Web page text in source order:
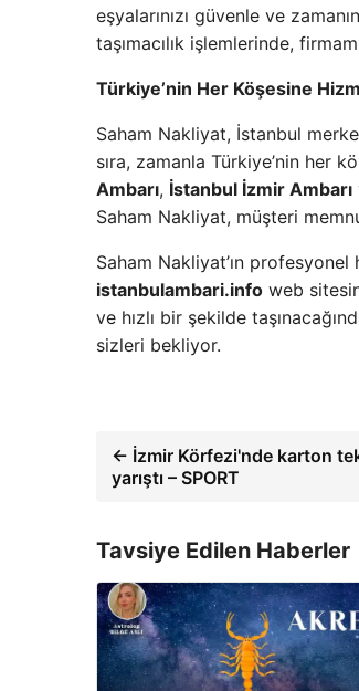
eşyalarınızı güvenle ve
taşımacılık işlemlerinde,
Türkiye’nin Her Köşesine
Saham Nakliyat, İstanbul
sıra, zamanla Türkiye’nin her
Ambarı, İstanbul İzmir Ambarı
Saham Nakliyat, müşteri
Saham Nakliyat’ın
istanbulambari.info web
ve hızlı bir şekilde
sizleri bekliyor.
← İzmir Körfezi'nde karton
yarıştı – SPORT
Tavsiye Edilen Haberler